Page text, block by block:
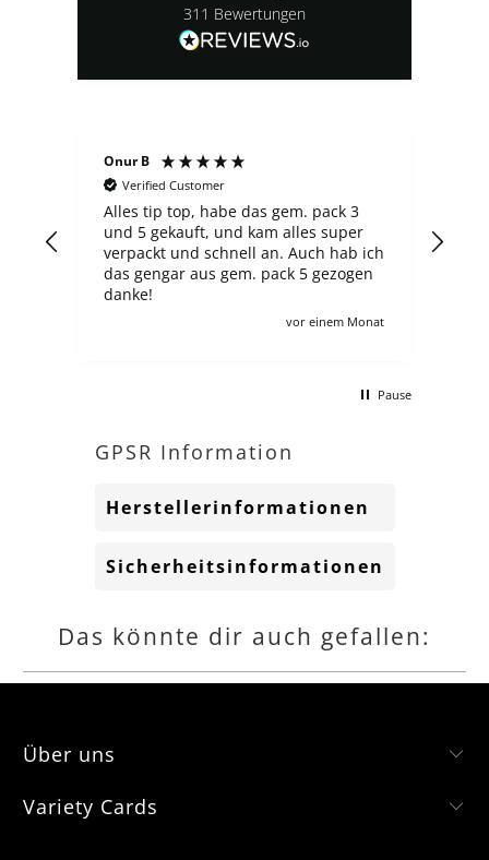
311 Bewertungen
Onur B
Verified Customer
Alles tip top, habe das gem. pack 3
und 5 gekauft, und kam alles super
verpackt und schnell an. Auch hab ich
das gengar aus gem. pack 5 gezogen
danke!
vor einem Monat
Pause
GPSR Information
Herstellerinformationen
Sicherheitsinformationen
Das könnte dir auch gefallen:
Über uns
Variety Cards